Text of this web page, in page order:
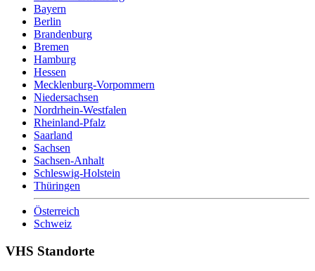
Bayern
Berlin
Brandenburg
Bremen
Hamburg
Hessen
Mecklenburg-Vorpommern
Niedersachsen
Nordrhein-Westfalen
Rheinland-Pfalz
Saarland
Sachsen
Sachsen-Anhalt
Schleswig-Holstein
Thüringen
Österreich
Schweiz
VHS Standorte